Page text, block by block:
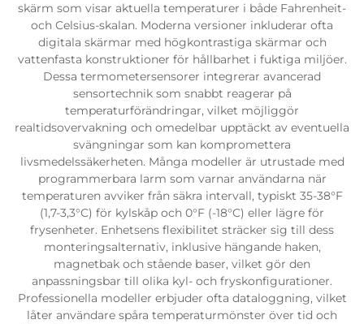
skärm som visar aktuella temperaturer i både Fahrenheit-
och Celsius-skalan. Moderna versioner inkluderar ofta
digitala skärmar med högkontrastiga skärmar och
vattenfasta konstruktioner för hållbarhet i fuktiga miljöer.
Dessa termometersensorer integrerar avancerad
sensortechnik som snabbt reagerar på
temperaturförändringar, vilket möjliggör
realtidsovervakning och omedelbar upptäckt av eventuella
svängningar som kan kompromettera
livsmedelssäkerheten. Många modeller är utrustade med
programmerbara larm som varnar användarna när
temperaturen avviker från säkra intervall, typiskt 35-38°F
(1,7-3,3°C) för kylskåp och 0°F (-18°C) eller lägre för
frysenheter. Enhetsens flexibilitet sträcker sig till dess
monteringsalternativ, inklusive hängande haken,
magnetbak och stående baser, vilket gör den
anpassningsbar till olika kyl- och fryskonfigurationer.
Professionella modeller erbjuder ofta dataloggning, vilket
låter användare spåra temperaturmönster över tid och